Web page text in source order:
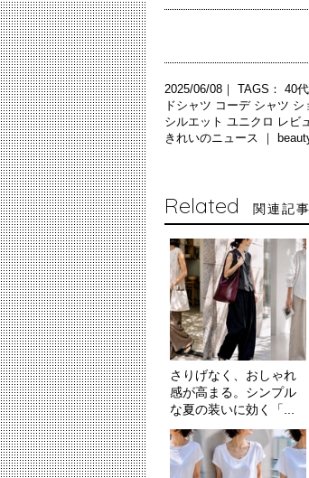
2025/06/08｜ TAGS： 40代
ドシャツ コーデ シャツ シ
シルエット ユニクロ レビ
きれいのニュース ｜
Related 関連記事
さりげなく、おしゃれ
感が高まる。シンプル
な夏の装いに効く「...